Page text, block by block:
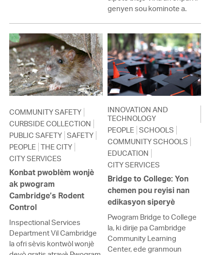
genyen sou kominote a.
COMMUNITY SAFETY
CURBSIDE COLLECTION
PUBLIC SAFETY SAFETY
PEOPLE THE CITY
CITY SERVICES
Konbat pwoblèm wonjè
ak pwogram
Cambridge’s Rodent
Control
Inspectional Services
Department Vil Cambridge
la ofri sèvis kontwòl wonjè
INNOVATION AND
TECHNOLOGY
PEOPLE SCHOOLS
COMMUNITY SCHOOLS
EDUCATION
CITY SERVICES
Bridge to College: Yon
chemen pou reyisi nan
edikasyon siperyè
Pwogram Bridge to College
la, ki dirije pa Cambridge
Community Learning
Center, ede granmoun